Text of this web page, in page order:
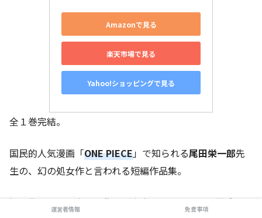
Amazonで見る
楽天市場で見る
Yahoo!ショッピングで見る
全１巻完結。
国民的人気漫画「ONE PIECE」で知られる尾田栄一郎先
生の、幻の処女作と言われる短編作品集。
短編集ですが、全ての作品が本当にストーリーも構成も素
運営者情報 免責事項